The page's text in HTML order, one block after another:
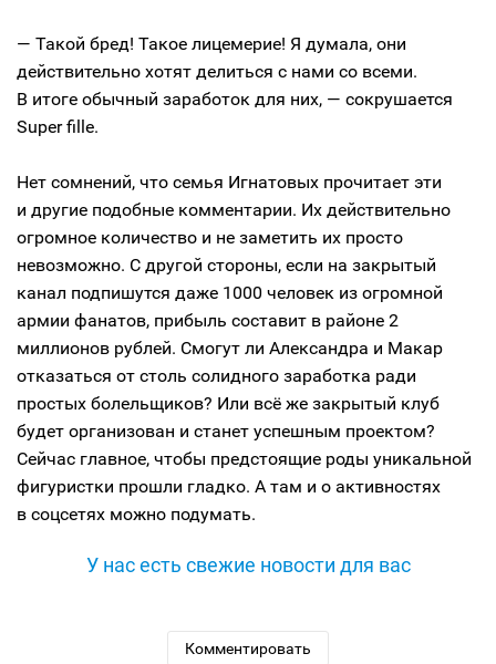
— Такой бред! Такое лицемерие! Я думала, они
действительно хотят делиться с нами со всеми.
В итоге обычный заработок для них, — сокрушается
Super fille.
Нет сомнений, что семья Игнатовых прочитает эти
и другие подобные комментарии. Их действительно
огромное количество и не заметить их просто
невозможно. С другой стороны, если на закрытый
канал подпишутся даже 1000 человек из огромной
армии фанатов, прибыль составит в районе 2
миллионов рублей. Смогут ли Александра и Макар
отказаться от столь солидного заработка ради
простых болельщиков? Или всё же закрытый клуб
будет организован и станет успешным проектом?
Сейчас главное, чтобы предстоящие роды уникальной
фигуристки прошли гладко. А там и о активностях
в соцсетях можно подумать.
У нас есть свежие новости для вас
Комментировать